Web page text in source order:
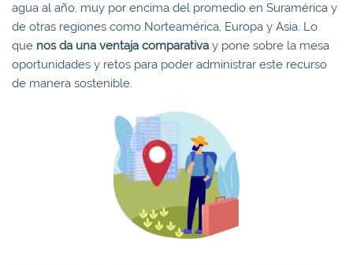
agua al año, muy por encima del promedio en Suramérica y
de otras regiones como Norteamérica, Europa y Asia. Lo
que nos da una ventaja comparativa y pone sobre la mesa
oportunidades y retos para poder administrar este recurso
de manera sostenible.